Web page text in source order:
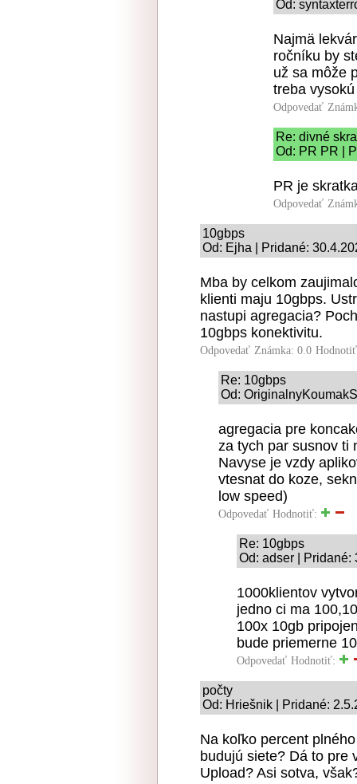
Od:
Najmä
ročníku by
už sa môže
treba
Odpovedať
Re: divné
Od: PR PR |
PR je
Odpovedať
10gbps
Od: Ejha | Pridané:
Mba by celkom
klienti maju 10gbps.
nastupi agregacia?
10gbps konektivitu.
Odpovedať Známka: 0.0
Re: 10gbps
Od:
agregacia pre
za tych par susnov ti
Navyse je vzdy
vtesnat do koze,
low speed)
Odpovedať Hodnotiť:
Re: 10gbps
Od: adser | Pridané:
1000klientov
jedno ci ma
100x 10gb
bude priemerne
Odpovedať Hodnotiť:
počty
Od: Hriešnik | Pridané:
Na koľko percent
budujú siete? Dá to pre
Upload? Asi sotva,